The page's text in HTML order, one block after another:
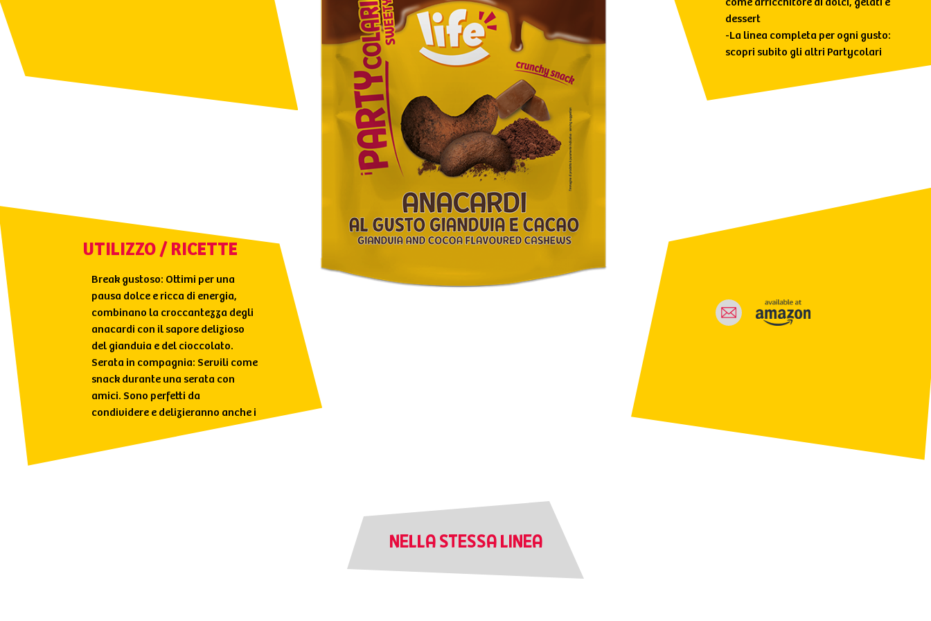
come arricchitore di dolci, gelati e
dessert
-La linea completa per ogni gusto:
scopri subito gli altri Partycolari
UTILIZZO / RICETTE
Break gustoso: Ottimi per una
pausa dolce e ricca di energia,
combinano la croccantezza degli
anacardi con il sapore delizioso
del gianduia e del cioccolato.
Serata in compagnia: Servili come
snack durante una serata con
amici. Sono perfetti da
condividere e delizieranno anche i
Momento di relax: Regalati un
NELLA STESSA LINEA